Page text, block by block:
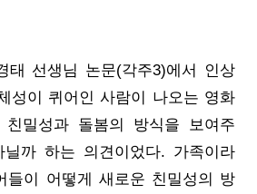
태 선생님 논문(각주3)에서 인상
성이 퀴어인 사람이 나오는 영화
밀성과 돌봄의 방식을 보여주
까 하는 의견이었다. 가족이라
들이 어떻게 새로운 친밀성의 방